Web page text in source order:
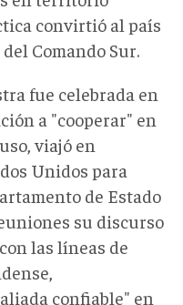
convirtió al país
Comando Sur.
fue celebrada en
a "cooperar" en
viajó en
Unidos para
de Estado
su discurso
las líneas de
confiable" en